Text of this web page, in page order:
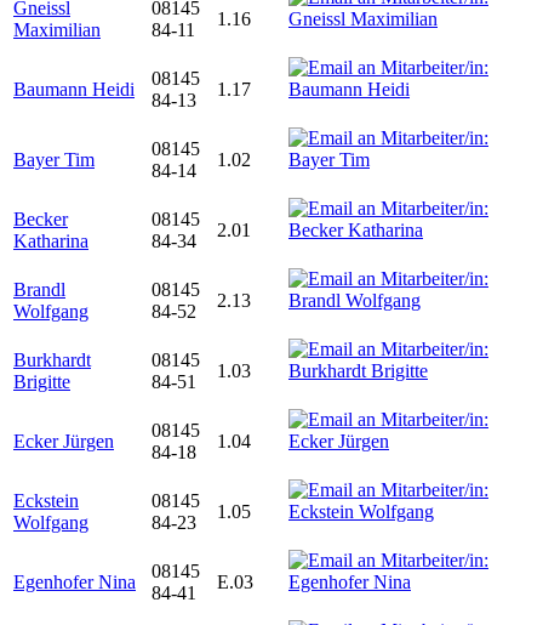
Gneissl
Maximilian
08145
84-11
1.16
Baumann Heidi
08145
84-13
1.17
Bayer Tim
08145
84-14
1.02
Becker
Katharina
08145
84-34
2.01
Brandl
Wolfgang
08145
84-52
2.13
Burkhardt
Brigitte
08145
84-51
1.03
Ecker Jürgen
08145
84-18
1.04
Eckstein
Wolfgang
08145
84-23
1.05
Egenhofer Nina
08145
84-41
E.03